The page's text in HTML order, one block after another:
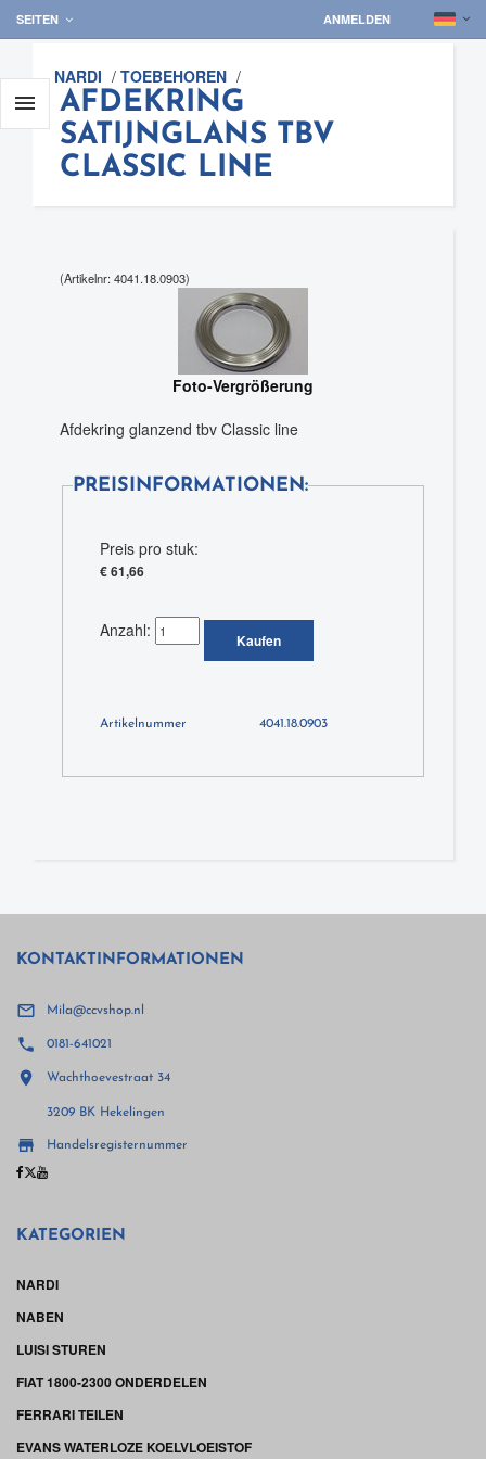
SEITEN ANMELDEN

NARDI / TOEBEHOREN /
AFDEKRING
SATIJNGLANS TBV
CLASSIC LINE
(Artikelnr: 4041.18.0903)
Foto-Vergrößerung
Afdekring glanzend tbv Classic line
PREISINFORMATIONEN:
Preis pro stuk:
€ 61,66
Anzahl: Kaufen
Artikelnummer 4041.18.0903
KONTAKTINFORMATIONEN
 Mila@ccvshop.nl
 0181-641021
 Wachthoevestraat 34
3209 BK Hekelingen
 Handelsregisternummer
KATEGORIEN
NARDI
NABEN
LUISI STUREN
FIAT 1800-2300 ONDERDELEN
FERRARI TEILEN
EVANS WATERLOZE KOELVLOEISTOF